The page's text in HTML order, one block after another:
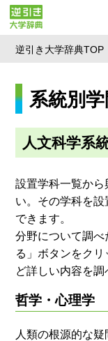
逆引き大学辞典TOP
系統別
人文科学系
設置学科一覧から
い。その学科を
できます。
分野について調
る」ボタンをク
ど詳しい内容を調
哲学・心理学
人類の根源的な